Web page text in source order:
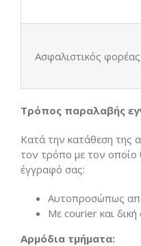
Ασφαλιστικός
Τρόπος παραλαβής
Κατά την κατάθεση της
τον τρόπο με τον οποίο
έγγραφό σας:
Αυτοπροσώπως
Με courier και
Αρμόδια τμήματα: